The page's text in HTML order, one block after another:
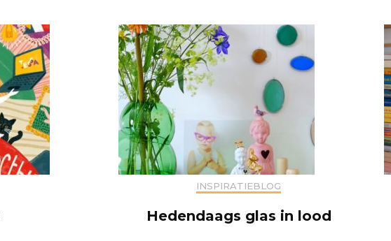
INSPIRATIEBLOG
Hedendaags glas in lood